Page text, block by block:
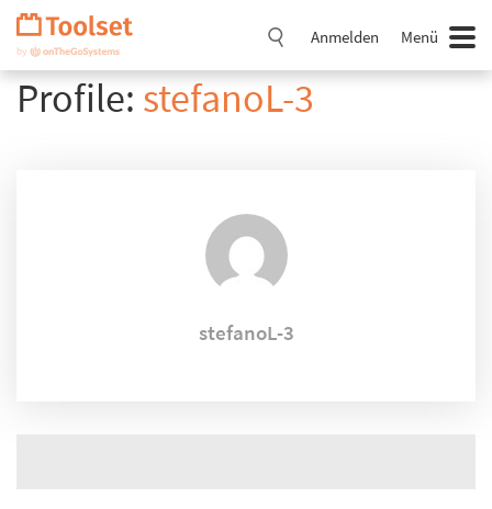
Navigation
überspringen
Anmelden Menü
Profile: stefanoL-3
stefanoL-3